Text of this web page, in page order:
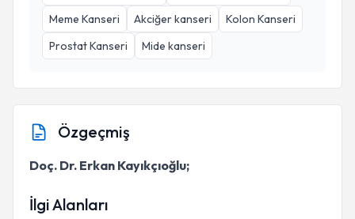
Meme Kanseri
Akciğer kanseri
Kolon Kanseri
Prostat Kanseri
Mide kanseri
Özgeçmiş
Doç. Dr. Erkan Kayıkçıoğlu;
İlgi Alanları